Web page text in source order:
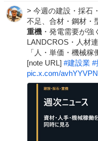
> 今週の建設・採石・
不足、合材・鋼材・
重機 ・発電需要が
LANDCROS・人材
「人・単価・機械稼
[note URL] #建設業 #
pic.x.com/